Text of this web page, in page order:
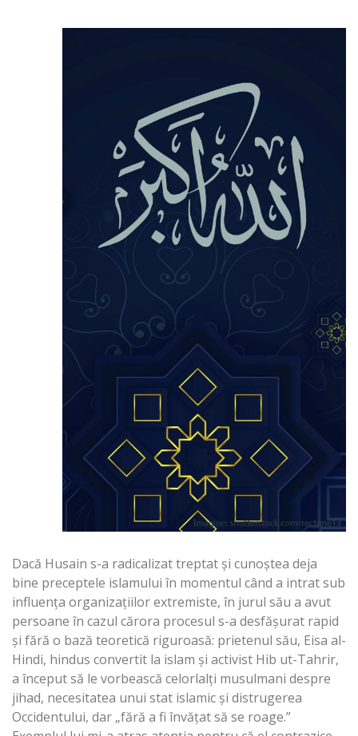
Dacă Husain s-a radicalizat treptat și cunoștea deja
bine preceptele islamului în momentul când a intrat sub
influența organizațiilor extremiste, în jurul său a avut
persoane în cazul cărora procesul s-a desfășurat rapid
și fără o bază teoretică riguroasă: prietenul său, Eisa al-
Hindi, hindus convertit la islam și activist Hib ut-Tahrir,
a început să le vorbească celorlalți musulmani despre
jihad, necesitatea unui stat islamic și distrugerea
Occidentului, dar „fără a fi învățat să se roage.”